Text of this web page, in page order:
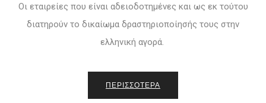
Οι εταιρείες που είναι αδειοδοτημένες και ως εκ τούτου
διατηρούν το δικαίωμα δραστηριοποίησής τους στην
ελληνική αγορά.
ΠΕΡΙΣΣΟΤΕΡΑ